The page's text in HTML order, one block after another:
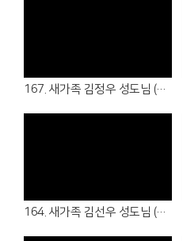
167. 새가족 김정우 성도님 (26.06.21 - 청년부)
164. 새가족 김선우 성도님 (26.06.14 - 7남전도회 )